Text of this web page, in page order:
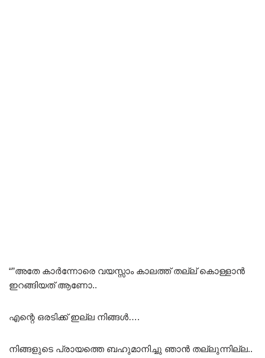
“”അതേ കാർന്നോരെ വയസ്സാം കാലത്ത് തല്ല് കൊള്ളാൻ
ഇറങ്ങിയത് ആണോ..
എന്റെ ഒരടിക്ക് ഇല്ല നിങ്ങൾ….
നിങ്ങളുടെ പ്രായത്തെ ബഹുമാനിച്ചു ഞാൻ തല്ലുന്നില്ല..